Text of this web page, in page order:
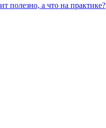
полезно, а что на практике?